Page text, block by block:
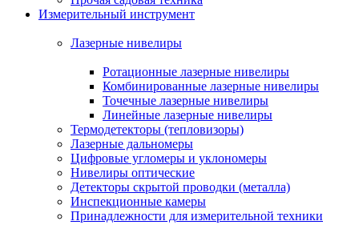
Измерительный инструмент
Лазерные нивелиры
Ротационные лазерные нивелиры
Комбинированные лазерные нивелиры
Точечные лазерные нивелиры
Линейные лазерные нивелиры
Термодетекторы (тепловизоры)
Лазерные дальномеры
Цифровые угломеры и уклономеры
Нивелиры оптические
Детекторы скрытой проводки (металла)
Инспекционные камеры
Принадлежности для измерительной техники